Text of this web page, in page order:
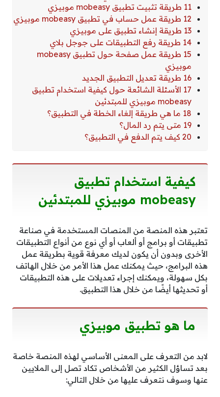
11 طريقة تثبيت تطبيق mobeasy موبيزي
12 طريقة عمل حساب في تطبيق mobeasy موبيزي
13 طريقة إنشاء تطبيق على موبيزي
14 طريقة رفع التطبيقات على جوجل بلاي
15 طريقة عمل صفحة حول تطبيق mobeasy
موبيزي
16 طريقة تعديل التطبيق الجديد
17 الأسئلة الشائعة حول كيفية استخدام تطبيق
mobeasy موبيزي للمبتدئين
18 ما هي طريقة إلغاء الخطة في التطبيق؟
19 متى يتم رد المال؟
20 كيف يتم الدفع في التطبيق؟
كيفية استخدام تطبيق
mobeasy موبيزي للمبتدئين
تعتبر هذه المنصة من المنصات المستخدمة في صناعة
تطبيقات أو برامج أو ألعاب أو أي نوع من أنواع التطبيقات
الأخرى وبدون أن يكون لديك معرفة قوية بطريقة عمل
هذه البرامج، حيث يمكنك عمل هذا الأمر من خلال الهاتف
بكل سهولة، ويمكنك إجراء تعديلات على هذه التطبيقات
أو تحديثها أيضًا من خلال هذا التطبيق.
ما هو تطبيق موبيزي
لابد من التعرف على المعنى الأساسي لهذه المنصة خاصة
بعد تساؤل الكثير من الأشخاص تكاد تصل إلى الملايين
عنها وسوف نتعرف عليها من خلال التالي: